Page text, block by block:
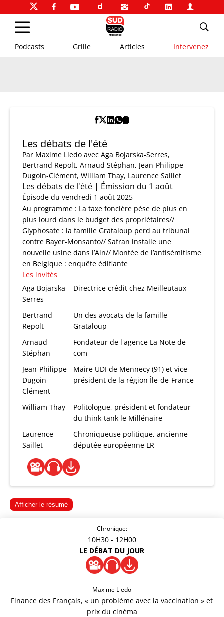
Podcasts Grille Articles Intervenez
Les débats de l'été
Par Maxime Lledo avec Aga Bojarska-Serres,
Bertrand Repolt, Arnaud Stéphan, Jean-Philippe
Dugoin-Clément, William Thay, Laurence Saillet
Les débats de l'été | Émission du 1 août
Épisode du vendredi 1 août 2025
Au programme : La taxe foncière pèse de plus en
plus lourd dans le budget des propriétaires//
Glyphosate : la famille Grataloup perd au tribunal
contre Bayer-Monsanto// Safran installe une
nouvelle usine dans l’Ain// Montée de l’antisémitisme
en Belgique : enquête édifiante
Les invités
Aga Bojarska-
Serres
Directrice crédit chez Meilleutaux
Bertrand
Repolt
Un des avocats de la famille
Grataloup
Arnaud
Stéphan
Fondateur de l'agence La Note de
com
Jean-Philippe
Dugoin-
Clément
Maire UDI de Mennecy (91) et vice-
président de la région Île-de-France
William Thay
Politologue, président et fondateur
du think-tank le Millénaire
Laurence
Saillet
Chroniqueuse politique, ancienne
députée européenne LR
Afficher le résumé
Chronique:
10H30 - 12H00
LE DÉBAT DU JOUR
Maxime Lledo
Finance des Français, « un problème avec la vaccination » et
prix du cinéma